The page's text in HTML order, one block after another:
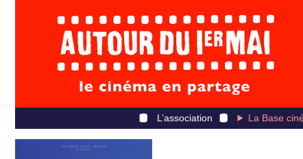
L’association La Base